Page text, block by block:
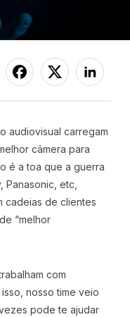
audiovisual carregam
câmera para
é a toa que a guerra
Panasonic, etc,
cadeias de clientes
“melhor
com
nosso time veio
pode te ajudar